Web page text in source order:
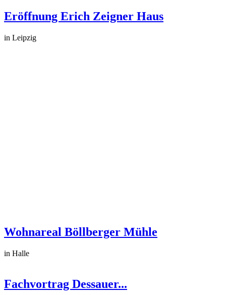
Eröffnung Erich Zeigner Haus
in Leipzig
Wohnareal Böllberger Mühle
in Halle
Fachvortrag Dessauer...